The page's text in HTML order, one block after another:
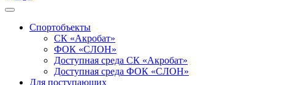
Спортобъекты
СК «Акробат»
ФОК «СЛОН»
Доступная среда СК «Акробат»
Доступная среда ФОК «СЛОН»
Для поступающих